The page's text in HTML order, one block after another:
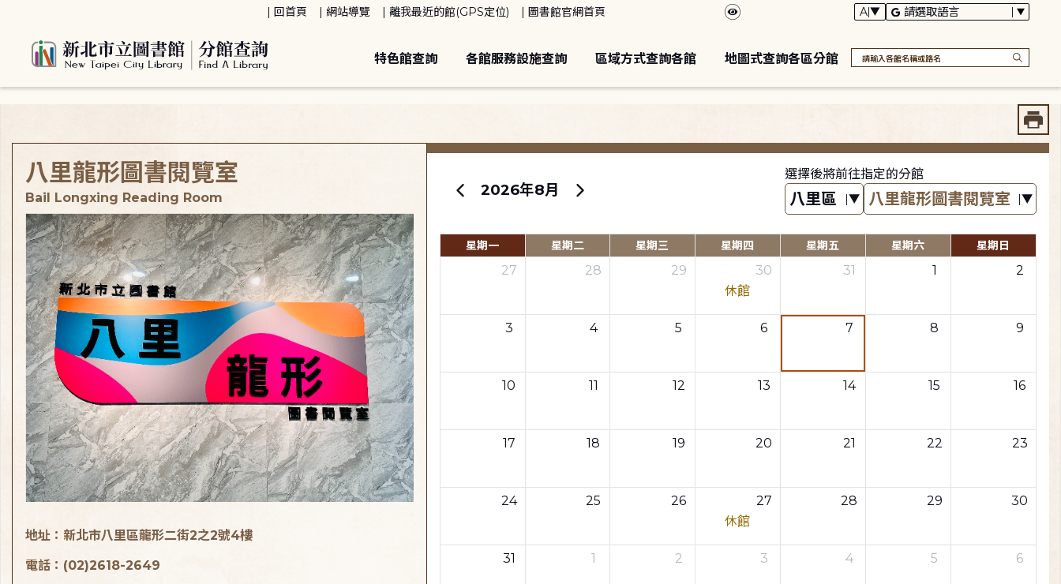
回首頁 網站導覽 離我最近的館(GPS定位) 圖書館官網首頁
特色館查詢 各館服務設施查詢 區域方式查詢各館 地圖式查詢各區分館
2026年8月
選擇後將前往指定的分館
星期一 星期二 星期三 星期四 星期五 星期六 星期日
27 28 29
30
休館
31 1 2
3 4 5 6 7 8 9
10 11 12 13 14 15 16
17 18 19 20 21 22 23
24 25 26
27
休館
28 29 30
31 1 2 3 4 5 6
八里龍形圖書閱覽室
Bail Longxing Reading Room
地址：新北市八里區龍形二街2之2號4樓
電話：(02)2618-2649